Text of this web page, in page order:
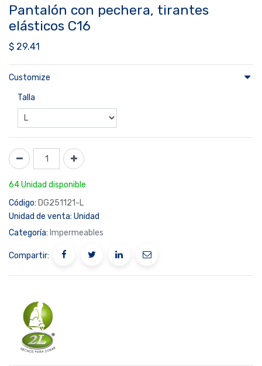
Pantalón con pechera, tirantes
elásticos C16
$ 29.41
Customize
Talla
64 Unidad disponible
Código: DG251121-L
Unidad de venta: Unidad
Categoría: Impermeables
Compartir: